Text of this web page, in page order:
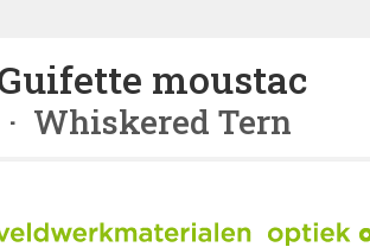
moustac
· Whiskered Tern